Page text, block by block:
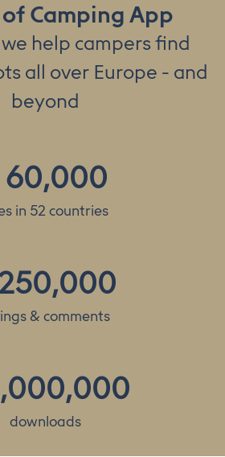
of Camping App
we help campers find
all over Europe - and
beyond
60,000
in 52 countries
& comments
downloads